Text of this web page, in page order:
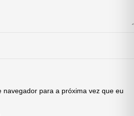
navegador para a próxima vez que eu